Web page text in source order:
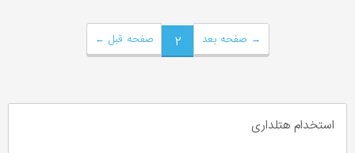
← صفحه قبل ۲ صفحه بعد →
استخدام هتلداری